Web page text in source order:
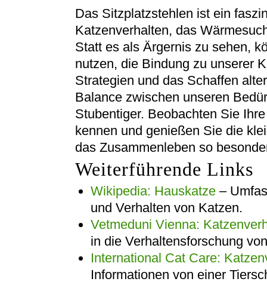
Das Sitzplatzstehlen ist ein
Katzenverhalten, das
Statt es als Ärgernis zu sehen,
nutzen, die Bindung zu unserer
Strategien und das Schaffen
Balance zwischen unseren
Stubentiger. Beobachten Sie
kennen und genießen Sie die
das Zusammenleben so
Weiterführende Links
Wikipedia: Hauskatze –
und Verhalten von Katzen.
Vetmeduni Vienna:
in die Verhaltensforschung
International Cat Care:
Informationen von einer